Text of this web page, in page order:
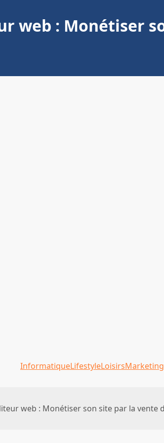
web : Monétiser
InformatiqueLifestyleLoisirsMarketing
web : Monétiser son site par la vente